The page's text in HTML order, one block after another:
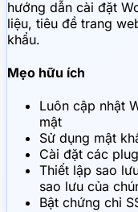
hướng dẫn cài đặt
liệu, tiêu đề trang
khẩu.
Mẹo hữu ích
Luôn cập nhật
mật
Sử dụng mật
Cài đặt các
Thiết lập sao
sao lưu của
Bật chứng chỉ